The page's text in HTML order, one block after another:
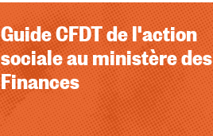
Guide CFDT de l'action
sociale au ministère des
Finances